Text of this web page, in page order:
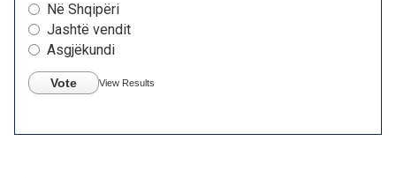
Në Shqipëri
Jashtë vendit
Asgjëkundi
Vote View Results